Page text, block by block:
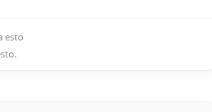
esto
.